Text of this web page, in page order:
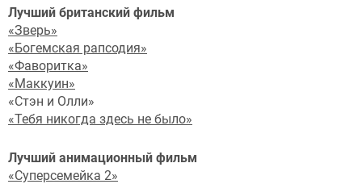
Лучший британский фильм
«Зверь»
«Богемская рапсодия»
«Фаворитка»
«Маккуин»
«Стэн и Олли»
«Тебя никогда здесь не было»
Лучший анимационный фильм
«Суперсемейка 2»